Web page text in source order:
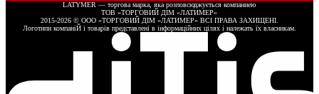
LATYMER — торгова марка, яка розповсюджується компаниею
ТОВ «ТОРГОВИЙ ДІМ «ЛАТИМЕР»
2015-2026 © ООО «ТОРГОВИЙ ДІМ «ЛАТИМЕР» ВСІ ПРАВА ЗАХИЩЕНІ.
Логотипи компаніЙ і товарів представлені в інформаційних цілях і належать їх власникам.